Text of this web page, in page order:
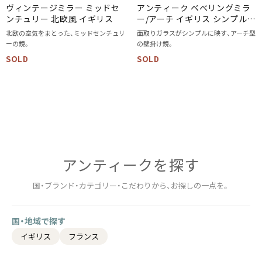
ヴィンテージミラー ミッドセ
ンチュリー 北欧風 イギリス
北欧の空気をまとった、ミッドセンチュリ
ーの鏡。
SOLD
アンティーク ベベリングミラ
ー/アーチ イギリス シンプル
面取り壁掛け鏡/アンティーク
家具
面取りガラスがシンプルに映す、アーチ型
の壁掛け鏡。
SOLD
アンティークを​探す
国・ブランド・カテゴリー・こだわりから、お探しの一点を。
国・地域で探す
イギリス フランス